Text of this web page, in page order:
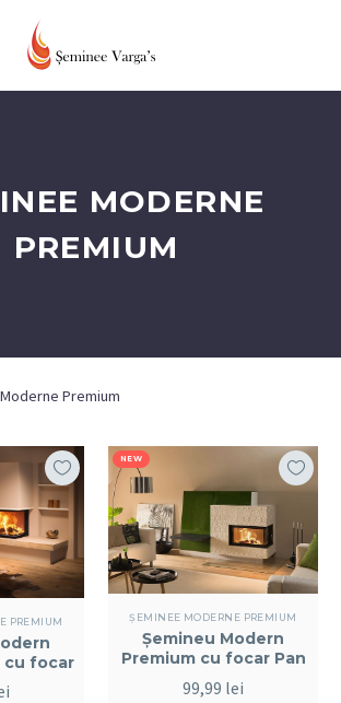
MODERNE
PREMIUM
Premium
PREMIUM
cu focar
NEW
ȘEMINEE MODERNE PREMIUM
Șemineu Modern
Premium cu focar Pan
Tech
99,99 lei